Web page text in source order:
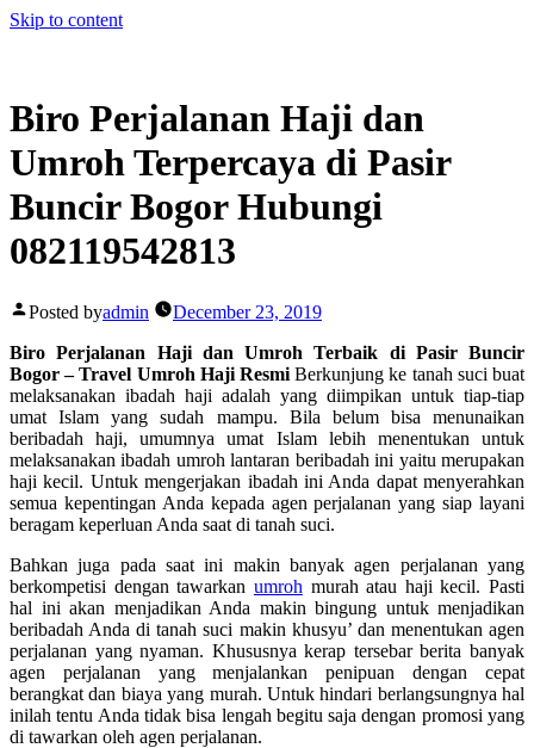
Skip to content
Biro Perjalanan Haji dan
Umroh Terpercaya di Pasir
Buncir Bogor Hubungi
082119542813
Posted byadmin
December 23, 2019
Biro Perjalanan Haji dan Umroh Terbaik di Pasir Buncir
Bogor – Travel Umroh Haji ResmiBerkunjung ke tanah suci buat
melaksanakan ibadah haji adalah yang diimpikan untuk tiap-tiap
umat Islam yang sudah mampu. Bila belum bisa menunaikan
beribadah haji, umumnya umat Islam lebih menentukan untuk
melaksanakan ibadah umroh lantaran beribadah ini yaitu merupakan
haji kecil. Untuk mengerjakan ibadah ini Anda dapat menyerahkan
semua kepentingan Anda kepada agen perjalanan yang siap layani
beragam keperluan Anda saat di tanah suci.
Bahkan juga pada saat ini makin banyak agen perjalanan yang
berkompetisi dengan tawarkan umroh murah atau haji kecil. Pasti
hal ini akan menjadikan Anda makin bingung untuk menjadikan
beribadah Anda di tanah suci makin khusyu’ dan menentukan agen
perjalanan yang nyaman. Khususnya kerap tersebar berita banyak
agen perjalanan yang menjalankan penipuan dengan cepat
berangkat dan biaya yang murah. Untuk hindari berlangsungnya hal
inilah tentu Anda tidak bisa lengah begitu saja dengan promosi yang
di tawarkan oleh agen perjalanan.